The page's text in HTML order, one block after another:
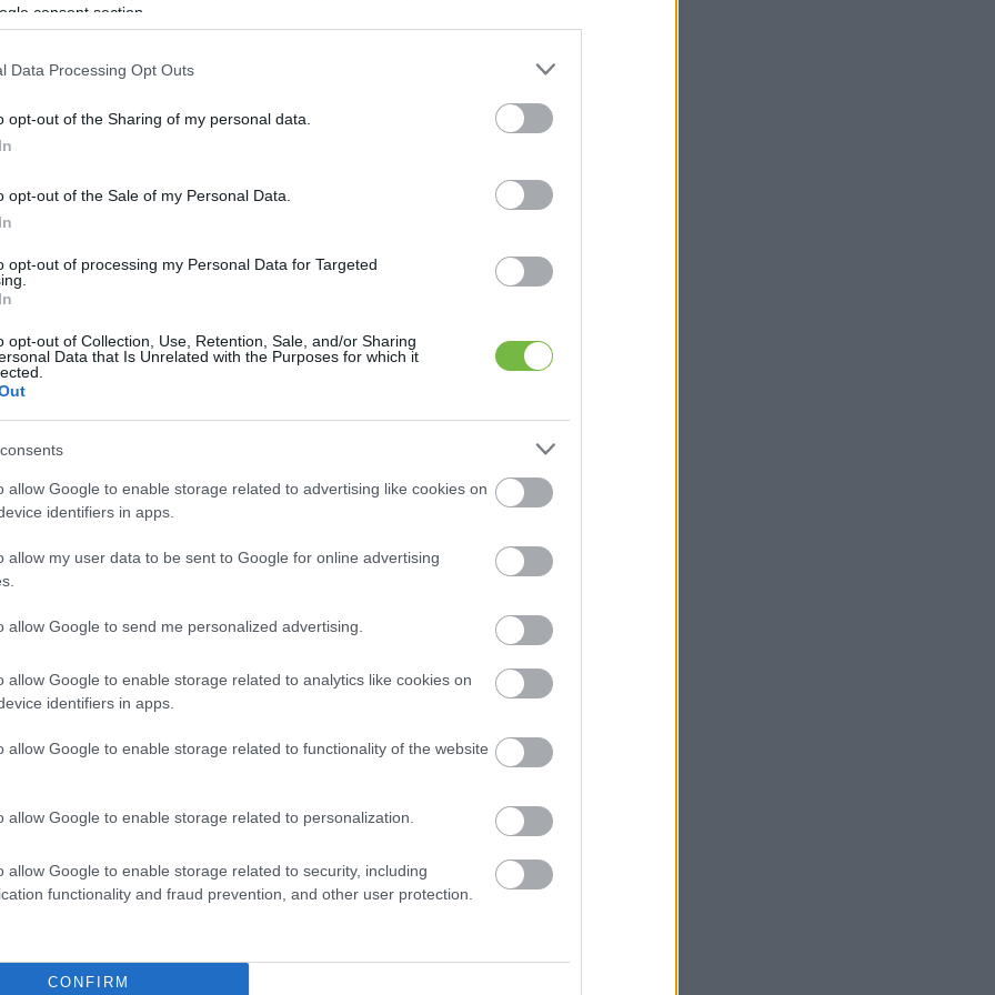
consent section.
Data Processing Opt Outs
opt-out of the Sharing of my personal data.
opt-out of the Sale of my Personal Data.
opt-out of processing my Personal Data for Targeted
opt-out of Collection, Use, Retention, Sale, and/or Sharing
Data that Is Unrelated with the Purposes for which it
allow Google to enable storage related to advertising like cookies on
identifiers in apps.
allow my user data to be sent to Google for online advertising
allow Google to send me personalized advertising.
allow Google to enable storage related to analytics like cookies on
identifiers in apps.
allow Google to enable storage related to functionality of the website
allow Google to enable storage related to personalization.
allow Google to enable storage related to security, including
functionality and fraud prevention, and other user protection.
CONFIRM
a zsírsejtek működését és megakadályozzák a
picinyke mag ideális azok számára, akik fogyni
az ideális testsúlyt.
a lenmagtea az egyik legjobb formája, hogy
tulajdonságokat. Segítségével fokozhatjuk a
yo effektust. A lenmagtea azoknak is ajánlott, akik
fekéllyel vagy aranyérrel küzdenek.
oldalon folytatódik:
Oldal:1/ 2